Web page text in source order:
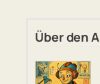
Über den